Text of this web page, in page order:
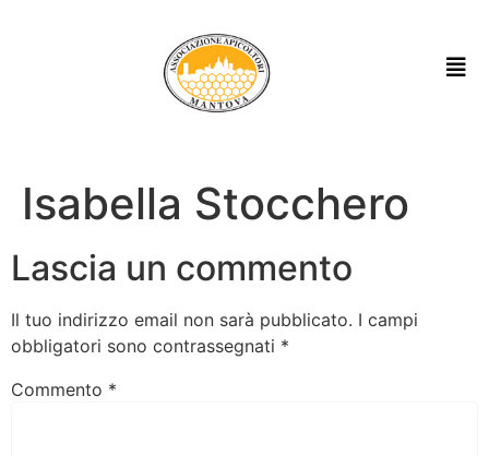
Isabella Stocchero
Lascia un commento
Il tuo indirizzo email non sarà pubblicato. I campi
obbligatori sono contrassegnati *
Commento *